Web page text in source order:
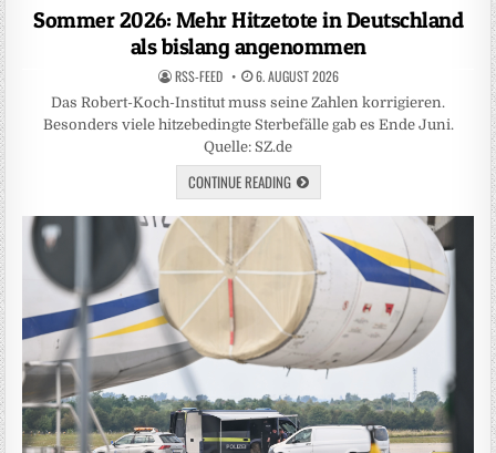
in
Sommer 2026: Mehr Hitzetote in Deutschland
als bislang angenommen
RSS-FEED 6. AUGUST 2026
Das Robert-Koch-Institut muss seine Zahlen korrigieren.
Besonders viele hitzebedingte Sterbefälle gab es Ende Juni.
Quelle: SZ.de
CONTINUE READING